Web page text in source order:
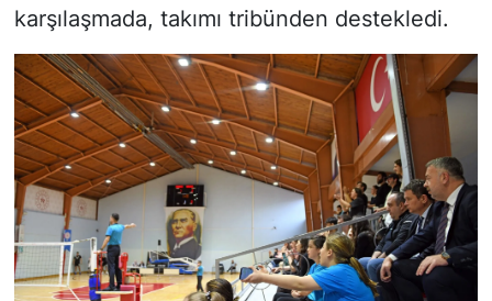
karşılaşmada, takımı tribünden destekledi.